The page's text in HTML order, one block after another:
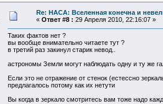
Re: НАСА: Вселенная конечна и
« Ответ #8 : 29 Апреля 2010, 22:16:07 »
Таких фактов нет ?
вы вообще внимательно читаете тут ?
в третий раз закинул старик невод..
астрономы Земли могут наблюдать одну и ту же
Если это не отражение от стенок (естессно
предлагалось потому как их нетути
Вы когда в зеркало смотритесь вам тоже надо